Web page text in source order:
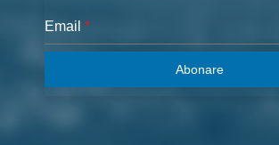
Email *
Abonare